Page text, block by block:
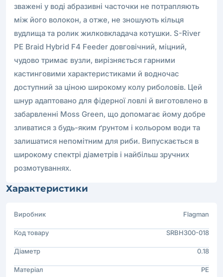
зважені у воді абразивні часточки не потрапляють
між його волокон, а отже, не зношують кільця
вудлища та ролик жилковкладача котушки. S-River
PE Braid Hybrid F4 Feeder довговічний, міцний,
чудово тримає вузли, вирізняється гарними
кастинговими характеристиками й водночас
доступний за ціною широкому колу риболовів. Цей
шнур адаптовано для фідерної ловлі й виготовлено в
забарвленні Moss Green, що допомагає йому добре
зливатися з будь-яким ґрунтом і кольором води та
залишатися непомітним для риби. Випускається в
широкому спектрі діаметрів і найбільш зручних
розмотуваннях.
Характеристики
Виробник Flagman
Код товару SRBH300-018
Діаметр 0.18
Матеріал PE